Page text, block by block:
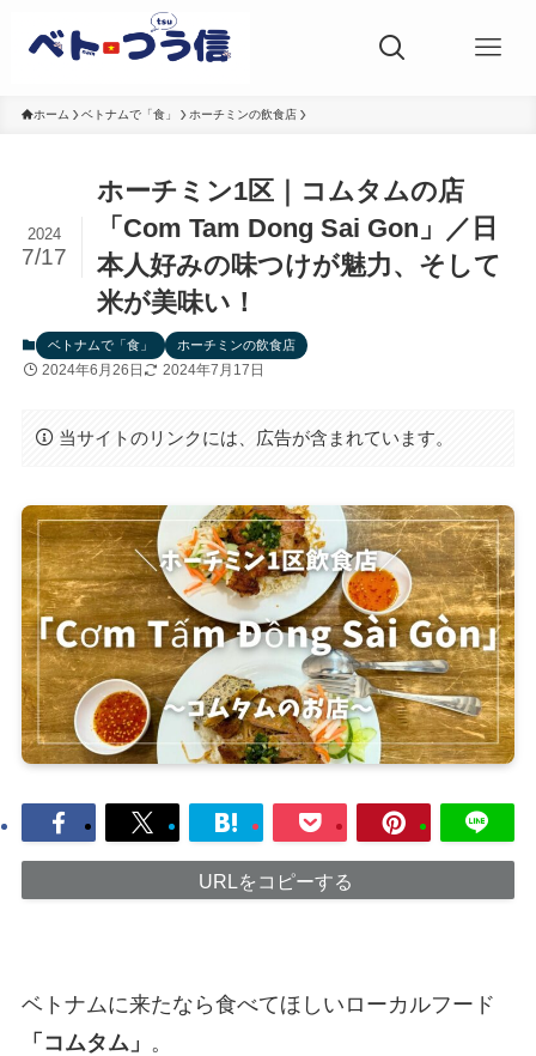
ホーム ベトナムで「食」 ホーチミンの飲食店
ホーチミン1区｜コムタムの店
「Com Tam Dong Sai Gon」／日
本人好みの味つけが魅力、そして
米が美味い！
2024
7/17
ベトナムで「食」 ホーチミンの飲食店
2024年6月26日 2024年7月17日
当サイトのリンクには、広告が含まれています。
URLをコピーする
ベトナムに来たなら食べてほしいローカルフード
「コムタム」 。